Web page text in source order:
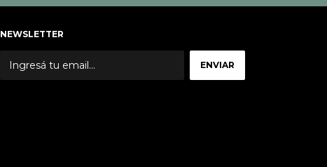
NEWSLETTER